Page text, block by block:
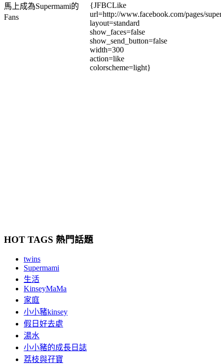
馬上成為Supermami的
Fans
{JFBCLike
url=http://www.facebook.com/pages/
layout=standard
show_faces=false
show_send_button=false
width=300
action=like
colorscheme=light}
HOT TAGS 熱門話題
twins
Supermami
生活
KinseyMaMa
家庭
小小豬kinsey
假日好去處
湯水
小小豬的成長日誌
荔枝與孖寶